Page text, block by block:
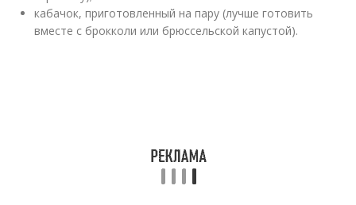
кабачок, приготовленный на пару (лучше готовить
вместе с брокколи или брюссельской капустой).